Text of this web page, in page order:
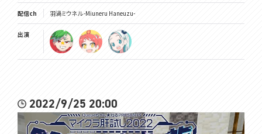
配信ch 羽渦ミウネル -Miuneru Haneuzu-
出演
2022/9/25 20:00